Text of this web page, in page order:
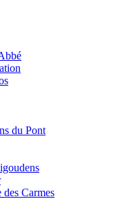
du Pont
Carmes